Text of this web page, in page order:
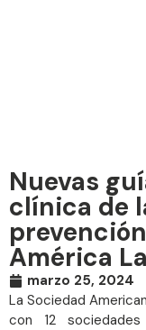
Nuevas
clínica de
América
marzo 25, 2024
La Sociedad
con 12